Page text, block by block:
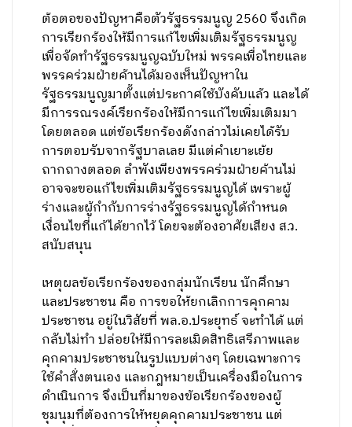
ต้อตอของปัญหาคือตัวรัฐธรรมนูญ 2560 จึงเกิด
การเรียกร้องให้มีการแก้ไขเพิ่มเติมรัฐธรรมนูญ
เพื่อจัดทำรัฐธรรมนูญฉบับใหม่ พรรคเพื่อไทยและ
พรรคร่วมฝ่ายค้านได้มองเห็นปัญหาใน
รัฐธรรมนูญมาตั้งแต่ประกาศใช้บังคับแล้ว และได้
มีการรณรงค์เรียกร้องให้มีการแก้ไขเพิ่มเติมมา
โดยตลอด แต่ข้อเรียกร้องดังกล่าวไม่เคยได้รับ
การตอบรับจากรัฐบาลเลย มีแต่คำเยาะเย้ย
ถากถางตลอด ลำพังเพียงพรรคร่วมฝ่ายค้านไม่
อาจจะขอแก้ไขเพิ่มเติมรัฐธรรมนูญได้ เพราะผู้
ร่างและผู้กำกับการร่างรัฐธรรมนูญได้กำหนด
เงื่อนไขที่แก้ได้ยากไว้ โดยจะต้องอาศัยเสียง ส.ว.
สนับสนุน
เหตุผลข้อเรียกร้องของกลุ่มนักเรียน นักศึกษา
และประชาชน คือ การขอให้ยกเลิกการคุกคาม
ประชาชน อยู่ในวิสัยที่ พล.อ.ประยุทธ์ จะทำได้ แต่
กลับไม่ทำ ปล่อยให้มีการละเมิดสิทธิเสรีภาพและ
คุกคามประชาชนในรูปแบบต่างๆ โดยเฉพาะการ
ใช้คำสั่งตนเอง และกฎหมายเป็นเครื่องมือในการ
ดำเนินการ จึงเป็นที่มาของข้อเรียกร้องของผู้
ชุมนุมที่ต้องการให้หยุดคุกคามประชาชน แต่